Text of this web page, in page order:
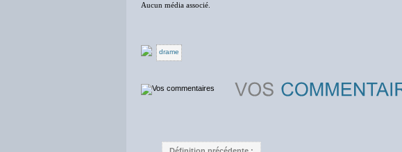
Aucun média associé.
drame